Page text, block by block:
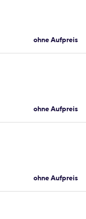
ohne Aufpreis
ohne Aufpreis
ohne Aufpreis